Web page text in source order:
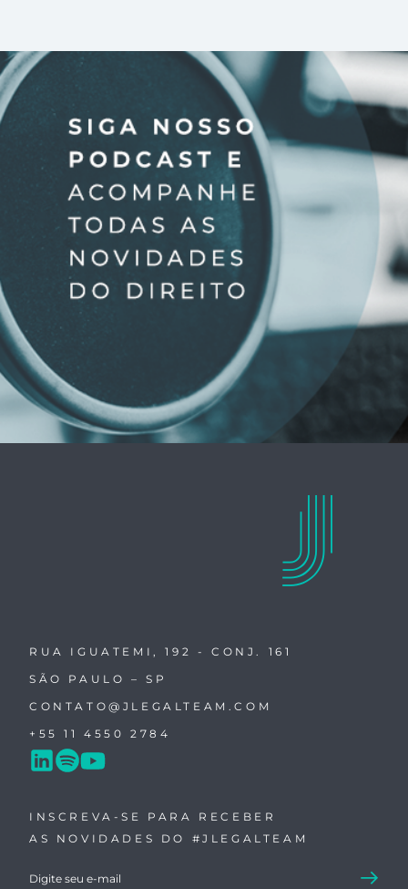
RUA IGUATEMI, 192 - CONJ. 161
SÃO PAULO – SP
CONTATO@JLEGALTEAM.COM
+55 11 4550 2784
INSCREVA-SE PARA RECEBER
AS NOVIDADES DO #JLEGALTEAM